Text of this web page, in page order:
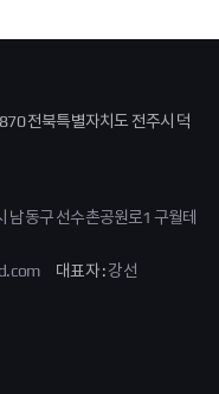
전북특별자치도 전주시 덕
남동구 선수촌공원로1 구월테
대표자 :강선